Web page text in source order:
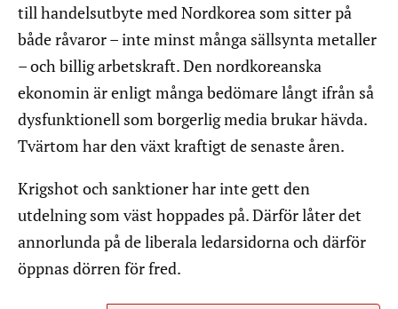
till handelsutbyte med Nordkorea som sitter på
både råvaror – inte minst många sällsynta metaller
– och billig arbetskraft. Den nordkoreanska
ekonomin är enligt många bedömare långt ifrån så
dysfunktionell som borgerlig media brukar hävda.
Tvärtom har den växt kraftigt de senaste åren.
Krigshot och sanktioner har inte gett den
utdelning som väst hoppades på. Därför låter det
annorlunda på de liberala ledarsidorna och därför
öppnas dörren för fred.